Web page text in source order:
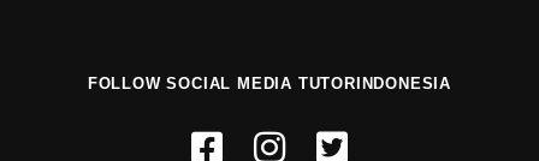
FOLLOW SOCIAL MEDIA TUTORINDONESIA